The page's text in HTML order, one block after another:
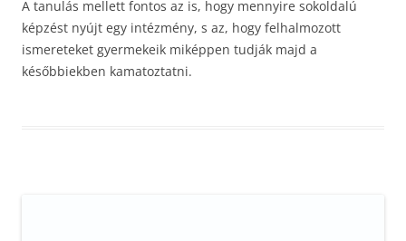
A tanulás mellett fontos az is, hogy mennyire sokoldalú
képzést nyújt egy intézmény, s az, hogy felhalmozott
ismereteket gyermekeik miképpen tudják majd a
későbbiekben kamatoztatni.